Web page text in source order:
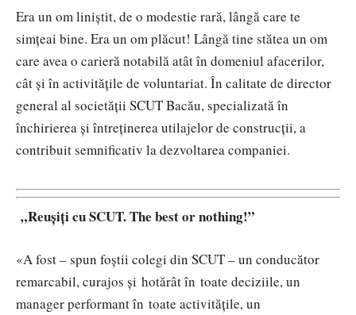
Era un om liniștit, de o modestie rară, lângă care te
simțeai bine. Era un om plăcut! Lângă tine stătea un om
care avea o carieră notabilă atât în domeniul afacerilor,
cât și în activitățile de voluntariat. În calitate de director
general al societății SCUT Bacău, specializată în
închirierea și întreținerea utilajelor de construcții, a
contribuit semnificativ la dezvoltarea companiei.
„Reușiți cu SCUT. The best or nothing!”
«A fost – spun foștii colegi din SCUT – un conducător
remarcabil, curajos și hotărât în toate deciziile, un
manager performant în toate activitățile, un